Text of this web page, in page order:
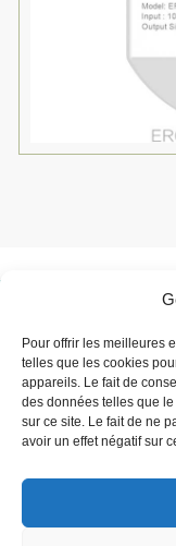
Pour offrir les meilleures
telles que les cookies
appareils. Le fait de
des données telles que
sur ce site. Le fait de ne
avoir un effet négatif sur
Parlez-
Speqtris Control